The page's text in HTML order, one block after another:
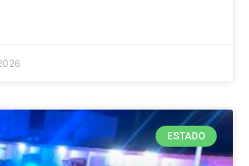
ESTADO